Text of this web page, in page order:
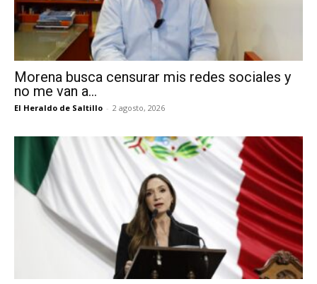
Morena busca censurar mis redes sociales y
no me van a...
El Heraldo de Saltillo - 2 agosto, 2026